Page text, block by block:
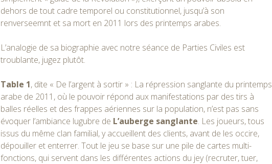
dehors de tout cadre temporel ou constitutionnel, jusqu’à son
renverseemnt et sa mort en 2011 lors des printemps arabes.
L’analogie de sa biographie avec notre séance de Parties Civiles est
troublante, jugez plutôt.
Table 1, dite « De l’argent à sortir » : La répression sanglante du printemps
arabe de 2011, où le pouvoir répond aux manifestations par des tirs à
balles réelles et des frappes aériennes sur la population, n’est pas sans
évoquer l’ambiance lugubre de L’auberge sanglante. Les joueurs, tous
issus du même clan familial, y accueillent des clients, avant de les occire,
dépouiller et enterrer. Tout le jeu se base sur une pile de cartes multi-
fonctions, qui servent dans les différentes actions du jey (recruter, tuer,